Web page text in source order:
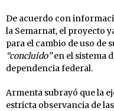
De acuerdo con
la Semarnat, el proyecto
para el cambio de uso de
“concluido”en el sistema
dependencia federal.
Armenta subrayó que la
estricta observancia de